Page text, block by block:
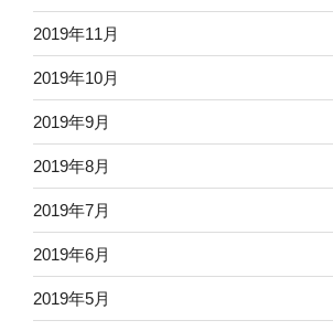
2019年11月
2019年10月
2019年9月
2019年8月
2019年7月
2019年6月
2019年5月